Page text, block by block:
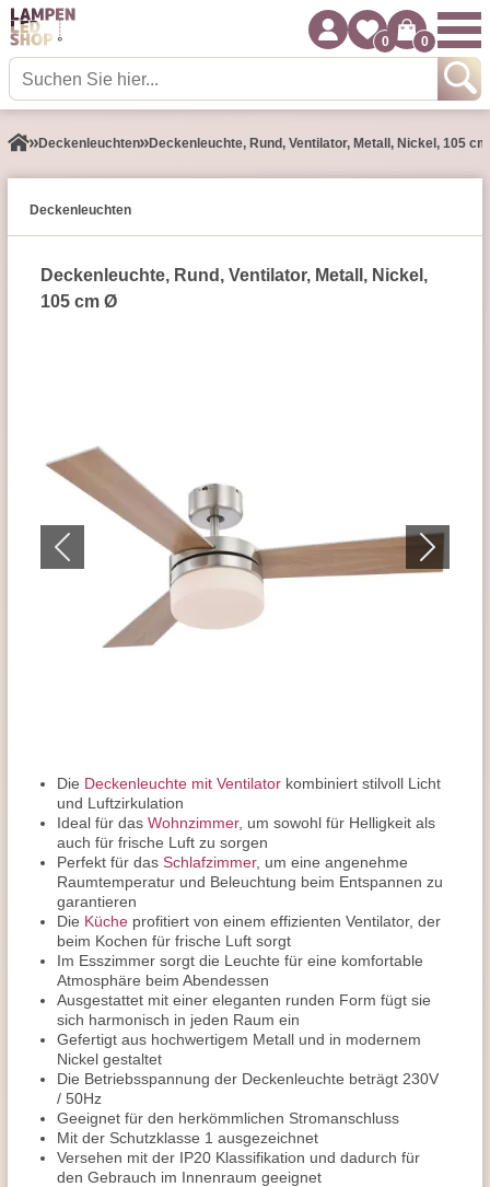
0 0
Decken­leuchten Deckenleuchte, Rund, Ventilator, Metall, Nickel, 105
Decken­leuchten
Deckenleuchte, Rund, Ventilator, Metall, Nickel,
105 cm Ø
Die Deckenleuchte mit Ventilator kombiniert stilvoll Licht
und Luftzirkulation
Ideal für das Wohnzimmer, um sowohl für Helligkeit als
auch für frische Luft zu sorgen
Perfekt für das Schlafzimmer, um eine angenehme
Raumtemperatur und Beleuchtung beim Entspannen zu
garantieren
Die Küche profitiert von einem effizienten Ventilator, der
beim Kochen für frische Luft sorgt
Im Esszimmer sorgt die Leuchte für eine komfortable
Atmosphäre beim Abendessen
Ausgestattet mit einer eleganten runden Form fügt sie
sich harmonisch in jeden Raum ein
Gefertigt aus hochwertigem Metall und in modernem
Nickel gestaltet
Die Betriebsspannung der Deckenleuchte beträgt 230V
/ 50Hz
Geeignet für den herkömmlichen Stromanschluss
Mit der Schutzklasse 1 ausgezeichnet
Versehen mit der IP20 Klassifikation und dadurch für
den Gebrauch im Innenraum geeignet